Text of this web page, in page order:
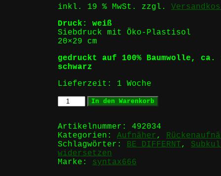
inkl. 19 % MwSt.
zzgl.
Druck: weiß
Siebdruck mit Öko-Plastisol
20×29 cm
gedruckt auf 100% Baumwolle, ca.
schwarz
Lieferzeit: 1 Woche
be
different...
Rückenaufnäher
Menge
In den Warenkorb
Artikelnummer: 492034
Kategorien: Aufnäher ,
Schlagwörter: BE DIFFERNT,
widersetzen
Marke: syntax666